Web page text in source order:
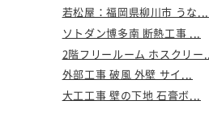
若松屋：福岡県柳川市 うな...
ソトダン博多南 断熱工事 ...
2階フリールーム ホスクリー...
外部工事 破風 外壁 サイ...
大工工事 壁の下地 石膏ボ...